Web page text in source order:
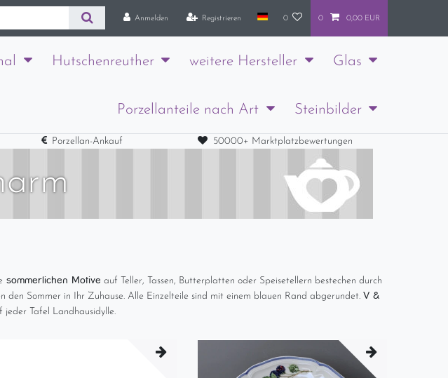
Anmelden Registrieren 0 0 0,00 EUR
Hutschenreuther weitere Hersteller Glas
Porzellanteile nach Art Steinbilder
Porzellan-Ankauf 50000+ Marktplatzbewertungen
sommerlichen Motive auf Teller, Tassen, Butterplatten oder Speisetellern bestechen durch
Sommer in Ihr Zuhause. Alle Einzelteile sind mit einem blauen Rand abgerundet. V &
jeder Tafel Landhausidylle.